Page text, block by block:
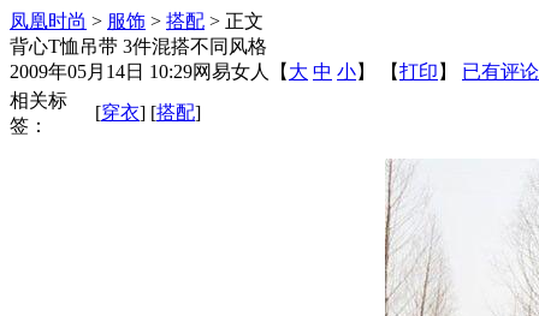
凤凰时尚 > 服饰 > 搭配 > 正文
背心T恤吊带 3件混搭不同风格
2009年05月14日 10:29网易女人 【 大 中 小】 【打印 】 已有评论
相关标
签：
[穿衣] [搭配]